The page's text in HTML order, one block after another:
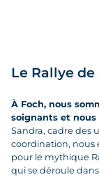
Le Rallye de
À Foch, nous
soignants et nous
Sandra, cadre des
coordination,
pour le mythique
qui se déroule